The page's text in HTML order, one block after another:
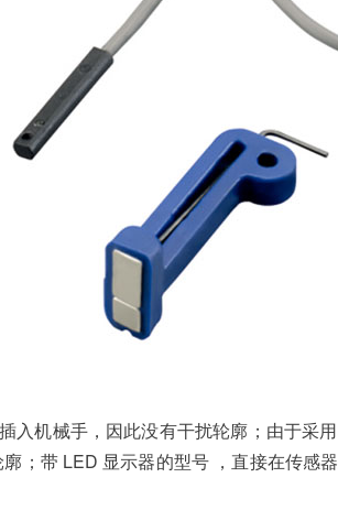
入机械手，因此没有干扰轮廓；由于
；带 LED 显示器的型号 ，直接在传